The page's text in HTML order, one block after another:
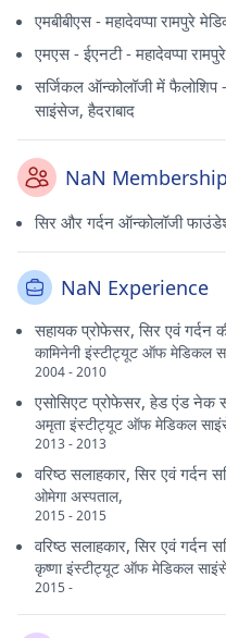
एमबीबीएस - महादेवप्पा रामपुरे
एमएस - ईएनटी - महादेवप्पा
सर्जिकल ऑन्कोलॉजी में
साइंसेज, हैदराबाद
NaN
सिर और गर्दन ऑन्कोलॉजी
NaN Experience
सहायक प्रोफेसर, सिर एवं गर्दन
कामिनेनी इंस्टीट्यूट ऑफ मेडिकल
2004 - 2010
एसोसिएट प्रोफेसर, हेड एंड नेक
अमृता इंस्टीट्यूट ऑफ मेडिकल
2013 - 2013
वरिष्ठ सलाहकार, सिर एवं गर्दन
ओमेगा अस्पताल,
2015 - 2015
वरिष्ठ सलाहकार, सिर एवं गर्दन
कृष्णा इंस्टीट्यूट ऑफ मेडिकल
2015 -